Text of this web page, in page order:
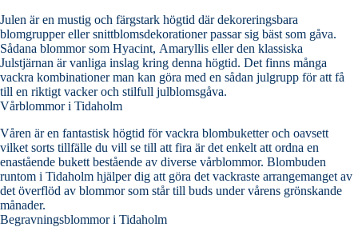
Julen är en mustig och färgstark högtid där dekoreringsbara
blomgrupper eller snittblomsdekorationer passar sig bäst som gåva.
Sådana blommor som Hyacint, Amaryllis eller den klassiska
Julstjärnan är vanliga inslag kring denna högtid. Det finns många
vackra kombinationer man kan göra med en sådan julgrupp för att få
till en riktigt vacker och stilfull julblomsgåva.
Vårblommor i Tidaholm
Våren är en fantastisk högtid för vackra blombuketter och oavsett
vilket sorts tillfälle du vill se till att fira är det enkelt att ordna en
enastående bukett bestående av diverse vårblommor. Blombuden
runtom i Tidaholm hjälper dig att göra det vackraste arrangemanget av
det överflöd av blommor som står till buds under vårens grönskande
månader.
Begravningsblommor i Tidaholm